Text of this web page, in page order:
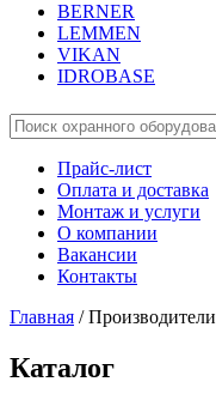
BERNER
LEMMEN
VIKAN
IDROBASE
Прайс-лист
Оплата и доставка
Монтаж и услуги
О компании
Вакансии
Контакты
Главная /Производители
Каталог